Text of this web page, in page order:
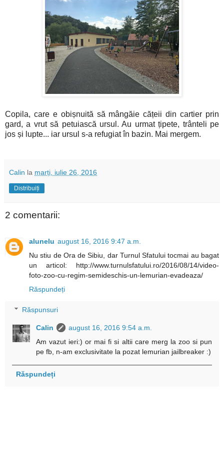
Copila, care e obișnuită să mângăie cățeii din cartier prin
gard, a vrut să petuiască ursul. Au urmat țipete, trânteli pe
jos și lupte... iar ursul s-a refugiat în bazin. Mai mergem.
Calin la marți, iulie 26, 2016
Distribuiți
2 comentarii:
alunelu august 16, 2016 9:47 a.m.
Nu stiu de Ora de Sibiu, dar Turnul Sfatului tocmai au bagat
un articol: http://www.turnulsfatului.ro/2016/08/14/video-
foto-zoo-cu-regim-semideschis-un-lemurian-evadeaza/
Răspundeți
Răspunsuri
Calin
august 16, 2016 9:54 a.m.
Am vazut ieri:) or mai fi si altii care merg la zoo si pun
pe fb, n-am exclusivitate la pozat lemurian jailbreaker :)
Răspundeți